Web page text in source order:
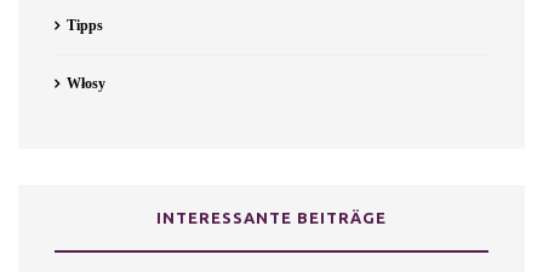
Tipps
Włosy
INTERESSANTE BEITRÄGE